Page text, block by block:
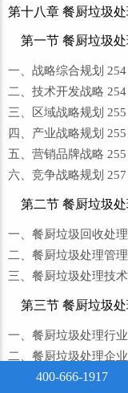
第十八章 餐厨垃圾
第一节 餐厨垃圾
一、战略综合规划 254
二、技术开发战略 254
三、区域战略规划 255
四、产业战略规划 255
五、营销品牌战略 255
六、竞争战略规划 257
第二节 餐厨垃圾
一、餐厨垃圾回收处
二、餐厨垃圾处理管
三、餐厨垃圾处理技
第三节 餐厨垃圾
一、餐厨垃圾处理行
二、餐厨垃圾处理企
第十九章 餐厨垃圾
400-666-1917